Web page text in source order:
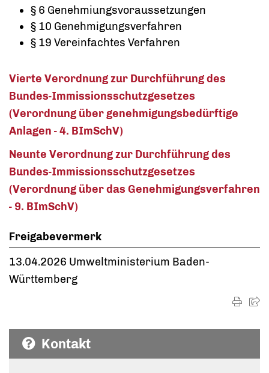
§ 6 Genehmiungsvoraussetzungen
§ 10 Genehmigungsverfahren
§ 19 Vereinfachtes Verfahren
Vierte Verordnung zur Durchführung des
Bundes-Immissionsschutzgesetzes
(Verordnung über genehmigungsbedürftige
Anlagen - 4. BImSchV)
Neunte Verordnung zur Durchführung des
Bundes-Immissionsschutzgesetzes
(Verordnung über das Genehmigungsverfahren
- 9. BImSchV)
Freigabevermerk
13.04.2026 Umweltministerium Baden-
Württemberg
Kontakt